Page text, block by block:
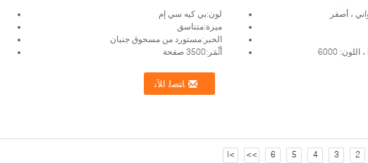
الأسود سيان ماجنتا أصفر
لون:بي كيه سي إم
ميزة:متناسق
الحبر:مستورد من مسحوق جنبان
أَثْمَر:3500 صفحة
2
3
4
5
6
>>
>|